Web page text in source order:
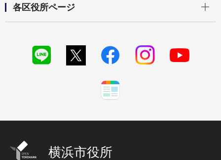
各区役所ページ
横浜市役所